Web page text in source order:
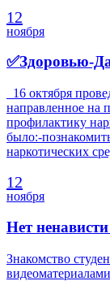
12
ноября
✅Здоровью-
16 октября
направленное на
профилактику
было:-
наркотических
12
ноября
Нет
Знакомство